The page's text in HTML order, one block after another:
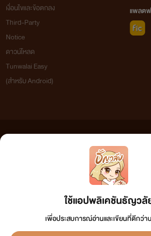
ใช้แอปพลิเคชันธัญวลั
เพื่อประสบการณ์อ่านและเขียนที่ดีกว่
เงื่อนไขและข้อตกลง
Third-Party
Notice
ดาวน์โหลด
Tunwalai Easy
(สำหรับ Android)
แพลต
เว็บไซต์แห่งนี้ไม่ได้เห็นด้วยและไม่ขอรับผิดชอบต่อข้อความใดๆ ทั้งสิ้น ดัง
วิจารณญาณในการกลั่นกรองด้วยตนเอง และหากท่านพบข้อความใดๆ ที่ขั
กรุณาแจ้งมาที่ tunwalai@ookbee.com เพื่อทีมงานจะได้ดำเนินการในทั
ลิขสิทธิ์ตามพระราชบัญญัติลิขสิทธิ์ (ฉบับเพิ่มเติม) พ.ศ.2558